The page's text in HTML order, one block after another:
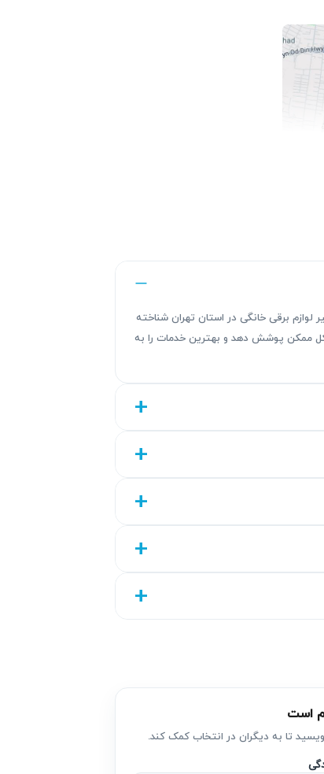
را به همراه دارد.
می‌کنند. این روند قبل از تعویض قطعه
تعمیر لوازم برقی خانگی در استان تهران شناخته
ممکن پوشش دهد و بهترین خدمات را به
است
تا به دیگران در انتخاب کمک کند.